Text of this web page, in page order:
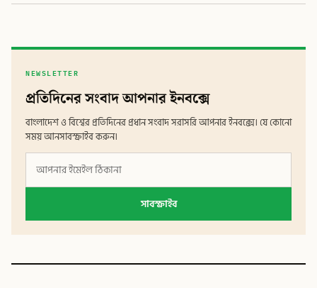
NEWSLETTER
প্রতিদিনের সংবাদ আপনার ইনবক্সে
বাংলাদেশ ও বিশ্বের প্রতিদিনের প্রধান সংবাদ সরাসরি আপনার ইনবক্সে। যে কোনো
সময় আনসাবস্ক্রাইব করুন।
সাবস্ক্রাইব